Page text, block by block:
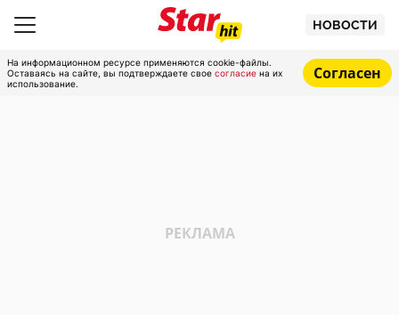
НОВОСТИ
На информационном ресурсе применяются cookie-файлы.
Оставаясь на сайте, вы подтверждаете свое согласие на их
использование.
Согласен